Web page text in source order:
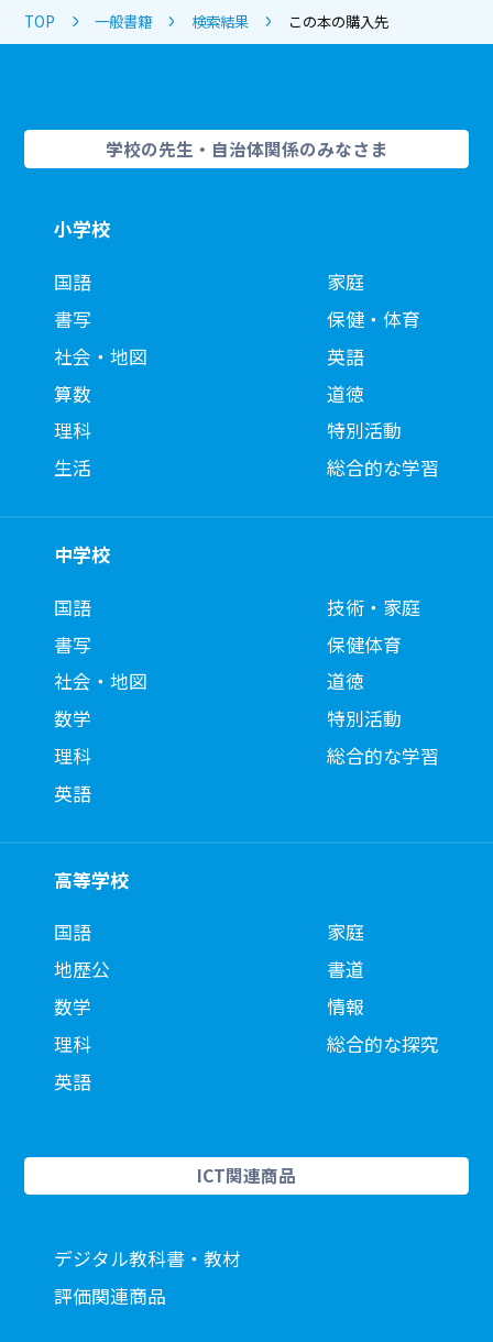
TOP 一般書籍 検索結果 この本の購入先
学校の先生・自治体関係のみなさま
小学校
国語
書写
社会・地図
算数
理科
生活
家庭
保健・体育
英語
道徳
特別活動
総合的な学習
中学校
国語
書写
社会・地図
数学
理科
英語
技術・家庭
保健体育
道徳
特別活動
総合的な学習
高等学校
国語
地歴公
数学
理科
英語
家庭
書道
情報
総合的な探究
ICT関連商品
デジタル教科書・教材
評価関連商品